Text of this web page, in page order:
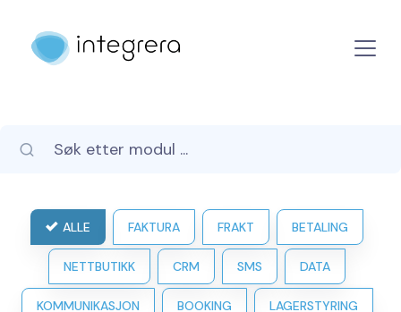
ALLE FAKTURA FRAKT BETALING
NETTBUTIKK CRM SMS DATA
KOMMUNIKASJON BOOKING LAGERSTYRING